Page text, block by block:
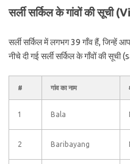
सर्ली सर्किल के गांवों की सूची
सर्ली सर्किल में लगभग 39 गाँव हैं, जिन्हें
नीचे दी गई सर्ली सर्किल के गाँवों की
# गांव का नाम
1 Bala
2 Baribayang